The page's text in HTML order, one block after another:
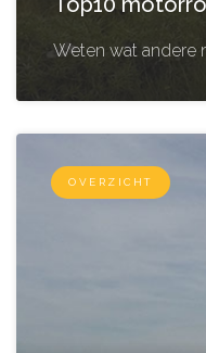
Weten wat andere
OVERZICHT